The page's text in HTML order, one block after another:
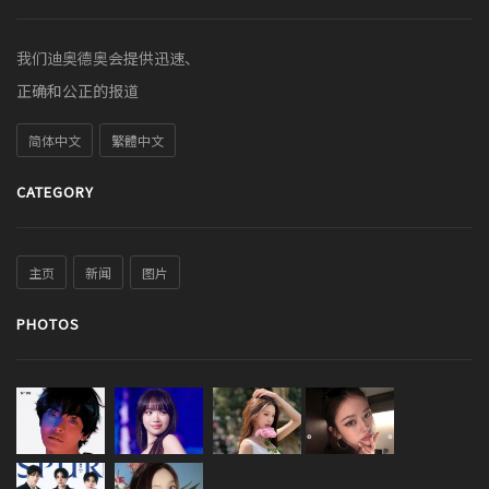
我们迪奥德奥会提供迅速、
正确和公正的报道
简体中文 繁體中文
CATEGORY
主页 新闻 图片
PHOTOS